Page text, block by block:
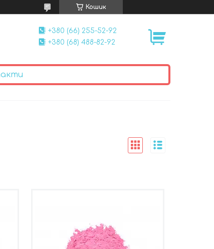
Кошик
+380 (66) 255-52-92
+380 (68) 488-82-92